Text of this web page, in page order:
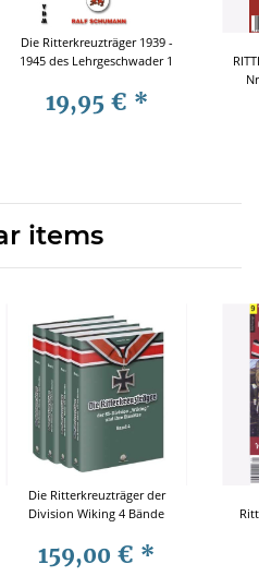
Die Ritterkreuzträger 1939 -
1945 des Lehrgeschwader 1
19,95 € *
items
Die Ritterkreuzträger der
Division Wiking 4 Bände
159,00 € *